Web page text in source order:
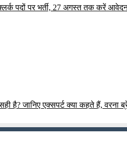
पदों पर भर्ती, 27 अगस्त तक करें
है? जानिए एक्सपर्ट क्या कहते हैं, वरना